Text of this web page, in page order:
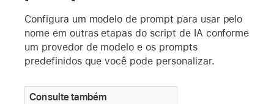
Configura um modelo de prompt para usar pelo
nome em outras etapas do script de IA conforme
um provedor de modelo e os prompts
predefinidos que você pode personalizar.
Consulte também